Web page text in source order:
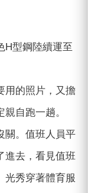
H型鋼陸續運至
用的照片，又擔
自跑一趟。
關。值班人員平
進去，看見值班
光秀穿著體育服